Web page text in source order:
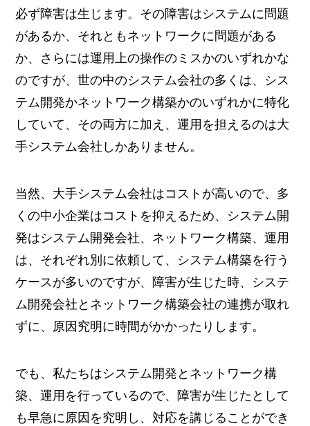
必ず障害は生じます。その障害はシステムに問題
があるか、それともネットワークに問題がある
か、さらには運用上の操作のミスかのいずれかな
のですが、世の中のシステム会社の多くは、シス
テム開発かネットワーク構築かのいずれかに特化
していて、その両方に加え、運用を担えるのは大
手システム会社しかありません。
当然、大手システム会社はコストが高いので、多
くの中小企業はコストを抑えるため、システム開
発はシステム開発会社、ネットワーク構築、運用
は、それぞれ別に依頼して、システム構築を行う
ケースが多いのですが、障害が生じた時、システ
ム開発会社とネットワーク構築会社の連携が取れ
ずに、原因究明に時間がかかったりします。
でも、私たちはシステム開発とネットワーク構
築、運用を行っているので、障害が生じたとして
も早急に原因を究明し、対応を講じることができ